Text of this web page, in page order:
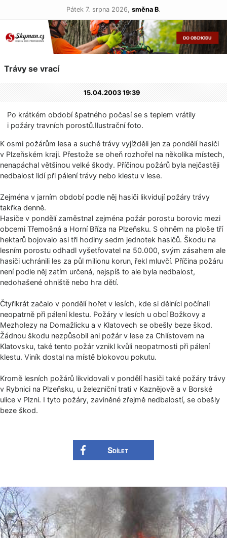
Pátek 7. srpna 2026, směna B.
Trávy se vrací
15.04.2003 19:39
Po krátkém období špatného počasí se s teplem vrátily
i požáry travních porostů.Ilustrač­ní foto.
K osmi požárům lesa a suché trávy vyjížděli jen za pondělí hasiči
v Plzeňském kraji. Přestože se oheň rozhořel na několika místech,
nenapáchal většinou velké škody. Příčinou požárů byla nejčastěji
nedbalost lidí při pálení trávy nebo klestu v lese.
Zejména v jarním období podle něj hasiči likvidují požáry trávy
takřka denně.
Hasiče v pondělí zaměstnal zejména požár porostu borovic mezi
obcemi Třemošná a Horní Bříza na Plzeňsku. S ohněm na ploše tří
hektarů bojovalo asi tři hodiny sedm jednotek hasičů. Škodu na
lesním porostu odhadl vyšetřovatel na 50.000, svým zásahem ale
hasiči uchránili les za půl milionu korun, řekl mluvčí. Příčina požáru
není podle něj zatím určená, nejspíš to ale byla nedbalost,
nedohašené ohniště nebo hra dětí.
Čtyřikrát začalo v pondělí hořet v lesích, kde si dělníci počínali
neopatrně při pálení klestu. Požáry v lesích u obcí Božkovy a
Mezholezy na Domažlicku a v Klatovech se obešly beze škod.
Žádnou škodu nezpůsobil ani požár v lese za Chlístovem na
Klatovsku, také tento požár vznikl kvůli neopatrnosti při pálení
klestu. Viník dostal na místě blokovou pokutu.
Kromě lesních požárů likvidovali v pondělí hasiči také požáry trávy
v Rybnici na Plzeňsku, u železniční trati v Kaznějově a v Borské
ulice v Plzni. I tyto požáry, zaviněné zřejmě nedbalostí, se obešly
beze škod.
Sdílet